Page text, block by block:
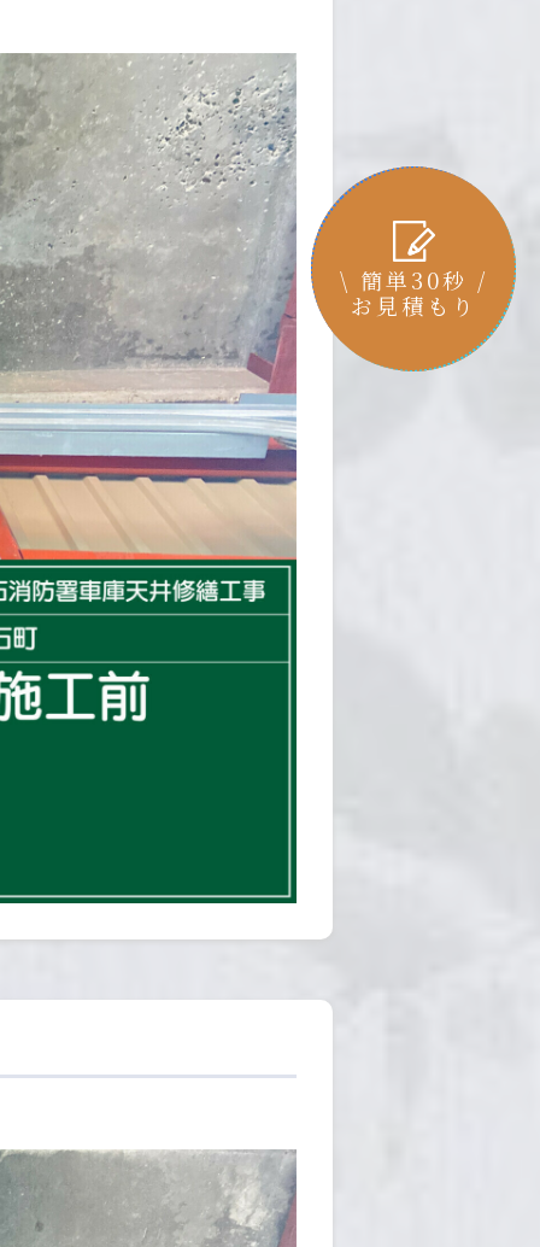
\ 簡単30秒 /
お見積もり